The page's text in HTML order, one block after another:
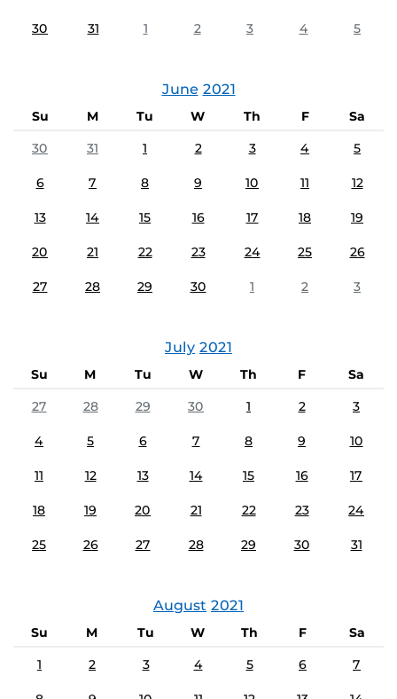
30 31 1 2 3 4 5
June 2021
Su M Tu W Th F
Sa
30
31 1 2 3 4 5
6 7 8 9 10 11 12
13 14 15 16 17 18 19
20 21 22 23 24 25 26
27 28 29 30 1 2 3
July 2021
Su M Tu W Th F
Sa
27
28 29 30 1 2 3
4 5 6 7 8 9 10
11 12 13 14 15 16 17
18 19 20 21 22 23 24
25 26 27 28 29 30 31
August 2021
Su M Tu W Th F
Sa
1
2 3 4 5 6 7